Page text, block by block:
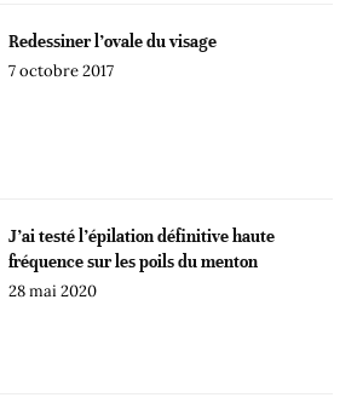
Redessiner l’ovale du visage
7 octobre 2017
J’ai testé l’épilation définitive haute
fréquence sur les poils du menton
28 mai 2020